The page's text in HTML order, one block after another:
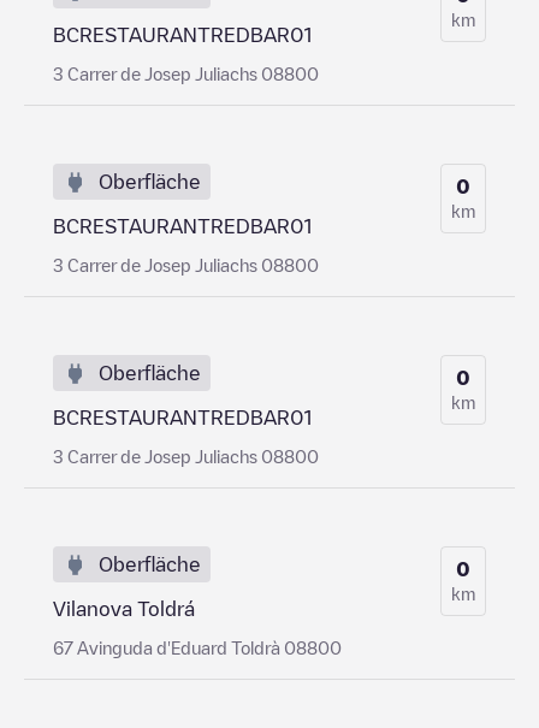
BCRESTAURANTREDBAR01
3 Carrer de Josep Juliachs 08800
km
Oberfläche
BCRESTAURANTREDBAR01
3 Carrer de Josep Juliachs 08800
0
km
Oberfläche
BCRESTAURANTREDBAR01
3 Carrer de Josep Juliachs 08800
0
km
Oberfläche
Vilanova Toldrá
67 Avinguda d'Eduard Toldrà 08800
0
km